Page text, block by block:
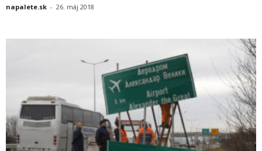
napalete.sk - 26. máj 2018